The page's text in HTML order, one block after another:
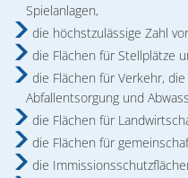
Spielanlagen,
die höchstzulässige Zahl
die Flächen für Stellplätze
die Flächen für Verkehr,
Abfallentsorgung und
die Flächen für
die Flächen für
die